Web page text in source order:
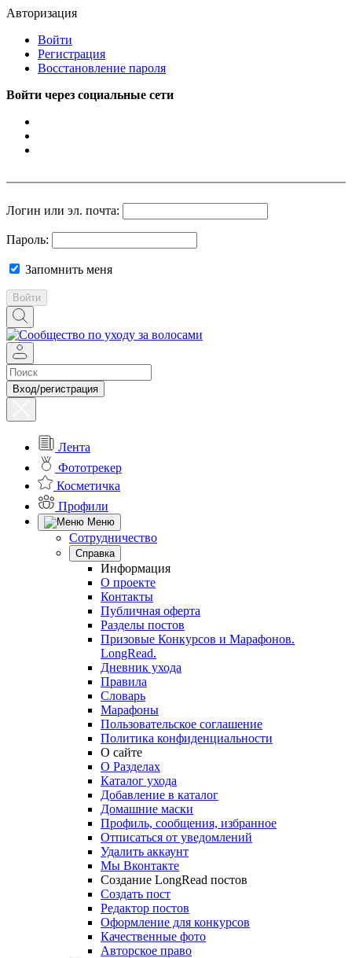
Авторизация
Войти
Регистрация
Восстановление пароля
Войти через социальные сети
Логин или эл. почта:
Пароль:
Запомнить меня
Войти
Вход/регистрация
Лента
Фототрекер
Косметичка
Профили
Меню
Сотрудничество
Справка
Информация
О проекте
Контакты
Публичная оферта
Разделы постов
Призовые Конкурсов и Марафонов.
LongRead.
Дневник ухода
Правила
Словарь
Марафоны
Пользовательское соглашение
Политика конфиденциальности
О сайте
О Разделах
Каталог ухода
Добавление в каталог
Домашние маски
Профиль, сообщения, избранное
Отписаться от уведомлений
Удалить аккаунт
Мы Вконтакте
Создание LongRead постов
Создать пост
Редактор постов
Оформление для конкурсов
Качественные фото
Авторское право